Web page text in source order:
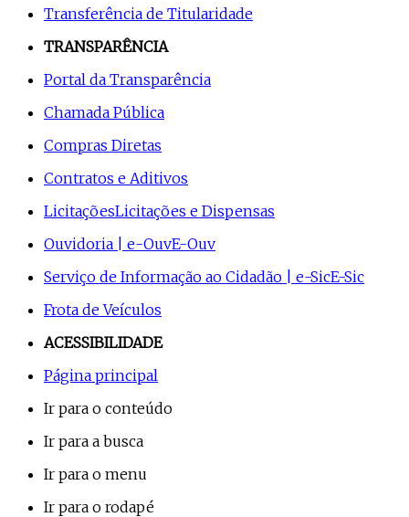
Transferência de Titularidade
TRANSPARÊNCIA
Portal da Transparência
Chamada Pública
Compras Diretas
Contratos e Aditivos
LicitaçõesLicitações e Dispensas
Ouvidoria | e-OuvE-Ouv
Serviço de Informação ao Cidadão | e-SicE-Sic
Frota de Veículos
ACESSIBILIDADE
Página principal
Ir para o conteúdo
Ir para a busca
Ir para o menu
Ir para o rodapé